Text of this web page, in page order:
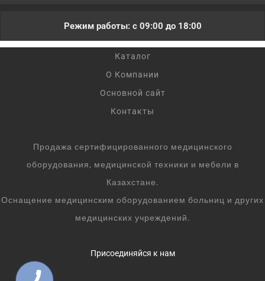
Режим работы: с 09:00 до 18:00
Каталог
О Компании
Основной сайт
Контакты
Продажа сертифицированного медицинского
оборудования, медицинской техники и мебели в
Казахстане.
Оснащение медицинским оборудованием больниц и других
медицинских учреждений.
Присоединяйся к нам